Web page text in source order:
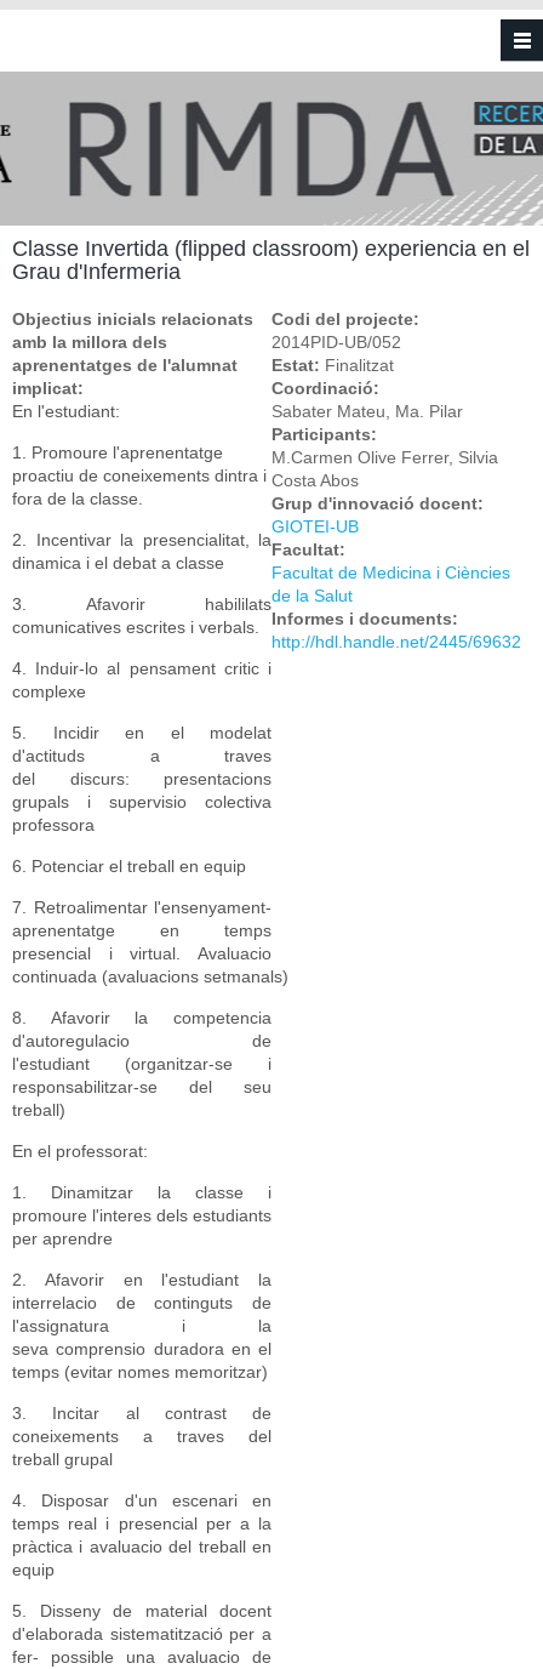
Vés al contingut
Classe Invertida (flipped classroom) experiencia en el
Grau d'Infermeria
Objectius inicials relacionats
amb la millora dels
aprenentatges de l'alumnat
implicat:
En l'estudiant:
1. Promoure l'aprenentatge
proactiu de coneixements dintra i
fora de la classe.
2. Incentivar la presencialitat, la
dinamica i el debat a classe
​3. Afavorir habililats
comunicatives escrites i verbals.
4. Induir-lo al pensament critic i
complexe
5. Incidir en el modelat
d'actituds a traves
del discurs: presentacions
grupals i supervisio colectiva
professora
6. Potenciar el treball en equip
7. Retroalimentar l'ensenyament-
aprenentatge en temps
presencial i virtual. Avaluacio
continuada (avaluacions setmanals)
8. Afavorir la competencia
d'autoregulacio de
l'estudiant (organitzar-se i
responsabilitzar-se del seu
treball)
En el professorat:
​1. Dinamitzar la classe i
promoure l'interes dels estudiants
per aprendre
2. Afavorir en l'estudiant la
interrelacio de continguts de
l'assignatura i la
seva comprensio duradora en el
temps (evitar nomes memoritzar)
​3. Incitar al contrast de
coneixements a traves del
treball grupal
​4. Disposar d'un escenari en
temps real i presencial per a la
pràctica i avaluacio del treball en
equip
5. Disseny de material docent
d'elaborada sistematització per a
fer- possible una avaluacio de
Codi del projecte:
2014PID-UB/052
Estat: Finalitzat
Coordinació:
Sabater Mateu, Ma. Pilar
Participants:
M.Carmen Olive Ferrer, Silvia
Costa Abos
Grup d'innovació docent:
GIOTEI-UB
Facultat:
Facultat de Medicina i Ciències
de la Salut
Informes i documents:
http://hdl.handle.net/2445/69632